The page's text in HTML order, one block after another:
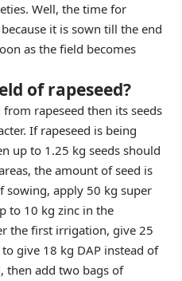
Well, the time for
it is sown till the end
as the field becomes
of rapeseed?
rapeseed then its seeds
If rapeseed is being
up to 1.25 kg seeds should
the amount of seed is
sowing, apply 50 kg super
to 10 kg zinc in the
the first irrigation, give 25
give 18 kg DAP instead of
then add two bags of